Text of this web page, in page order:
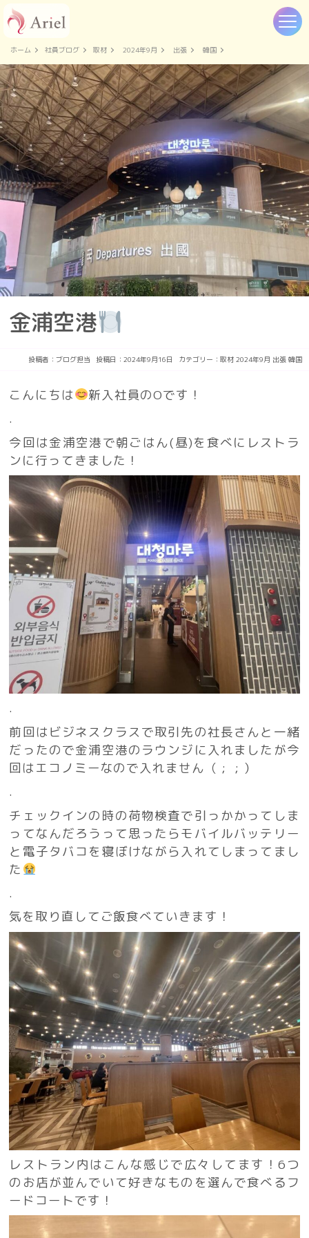
ホーム 社員ブログ 取材 2024年9月 出張 韓国
金浦空港
投稿者： ブログ担当 投稿日：2024年9月16日 カテゴリー： 取材 2024年9月 出張 韓国
こんにちは
新入社員のOです！
.
今回は金浦空港で朝ごはん(昼)を食べにレストラ
ンに行ってきました！
.
前回はビジネスクラスで取引先の社長さんと一緒
だったので金浦空港のラウンジに入れましたが今
回はエコノミーなので入れません（ ; ; ）
.
チェックインの時の荷物検査で引っかかってしま
ってなんだろうって思ったらモバイルバッテリー
と電子タバコを寝ぼけながら入れてしまってまし
た
.
気を取り直してご飯食べていきます！
レストラン内はこんな感じで広々してます！6つ
のお店が並んでいて好きなものを選んで食べるフ
ードコートです！